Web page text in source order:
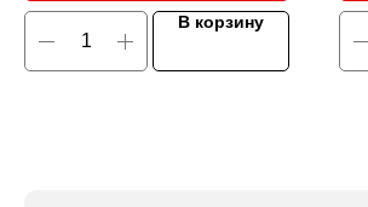
В корзину